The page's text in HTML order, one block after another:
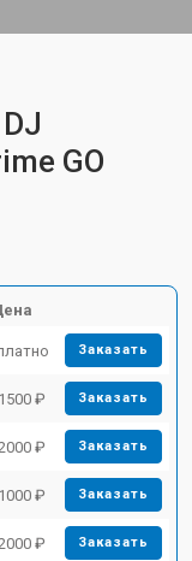
GO
Заказать
₽ Заказать
₽ Заказать
₽ Заказать
₽ Заказать